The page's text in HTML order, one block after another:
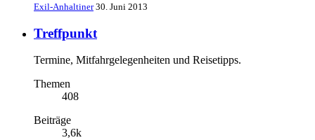
Exil-Anhaltiner 30. Juni 2013
Treffpunkt
Termine, Mitfahrgelegenheiten und Reisetipps.
Themen
408
Beiträge
3,6k